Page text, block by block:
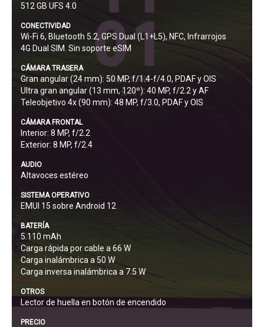
512 GB UFS 4.0
CONECTIVIDAD
Wi-Fi 6, Bluetooth 5.2, GPS Dual (L1+L5), NFC, Infrarrojos
4G Dual SIM. Sin soporte eSIM
CÁMARA TRASERA
Gran angular (24 mm): 50 MP, f/1.4-f/4.0, PDAF y OIS
Ultra gran angular (13 mm, 120º): 40 MP, f/2.2 y AF
Teleobjetivo 4x (90 mm): 48 MP, f/3.0, PDAF y OIS
CÁMARA FRONTAL
Interior: 8 MP, f/2.2
Exterior: 8 MP, f/2.4
AUDIO
Altavoces estéreo
SISTEMA OPERATIVO
EMUI 15 sobre Android 12
BATERÍA
5.110 mAh
Carga rápida por cable a 66 W
Carga inalámbrica a 50 W
Carga inversa inalámbrica a 7.5 W
OTROS
Lector de huella en botón de encendido
PRECIO